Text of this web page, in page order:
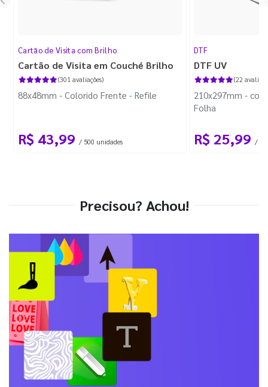
Cartão de Visita com Brilho
Cartão de Visita em Couché Brilho
(301 avaliações)
88x48mm - Colorido Frente - Refile
R$ 43,99 / 500 unidades
DTF
DTF UV
(22
210x297mm -
Folha
R$ 25,99 / 1
Precisou? Achou!